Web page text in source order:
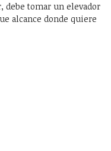
tomar un elevador
alcance donde quiere